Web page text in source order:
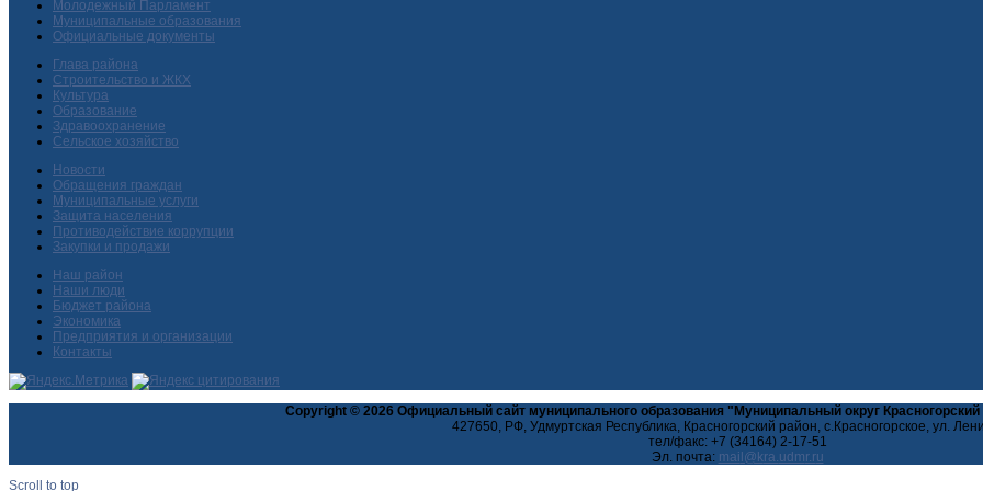
Молодежный Парламент
Муниципальные образования
Официальные документы
Глава района
Строительство и ЖКХ
Культура
Образование
Здравоохранение
Сельское хозяйство
Новости
Обращения граждан
Муниципальные услуги
Защита населения
Противодействие коррупции
Закупки и продажи
Наш район
Наши люди
Бюджет района
Экономика
Предприятия и организации
Контакты
Copyright © 2026 Официальный сайт муниципального образования "Муниципальный округ
427650, РФ, Удмуртская Республика, Красногорский район, с.Красногорское, ул.
тел/факс: +7 (34164) 2-17-51
Эл. почта:
Scroll to top